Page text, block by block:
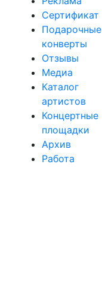
Сертификат
Подарочные
конверты
Отзывы
Медиа
Каталог
артистов
Концертные
площадки
Архив
Работа